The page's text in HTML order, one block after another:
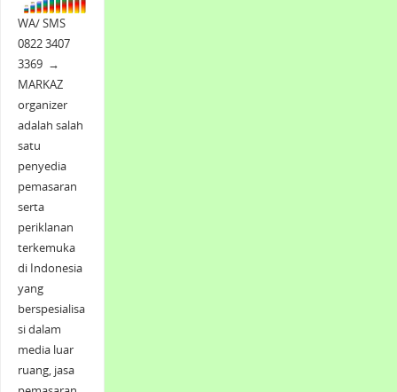
WA/ SMS
0822 3407
3369 →
MARKAZ
organizer
adalah salah
satu
penyedia
pemasaran
serta
periklanan
terkemuka
di Indonesia
yang
berspesialisa
si dalam
media luar
ruang, jasa